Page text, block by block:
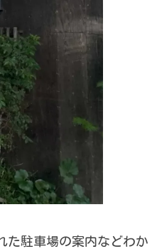
た駐車場の案内などわか